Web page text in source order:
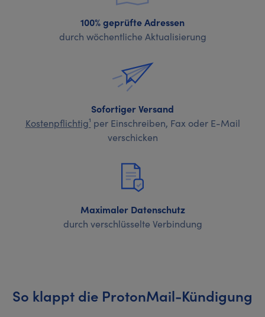
100% geprüfte Adressen
durch wöchentliche Aktualisierung
Sofortiger Versand
Kostenpflichtig¹ per Einschreiben, Fax oder E-Mail
verschicken
Maximaler Datenschutz
durch verschlüsselte Verbindung
So klappt die ProtonMail-Kündigung